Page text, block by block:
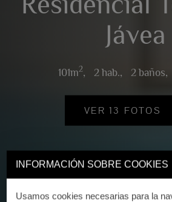
INFORMACIÓN SOBRE COOKIES
Usamos cookies necesarias para la
Jávea
101m2, 2 hab., 2 baños,
VER 13 FOTOS